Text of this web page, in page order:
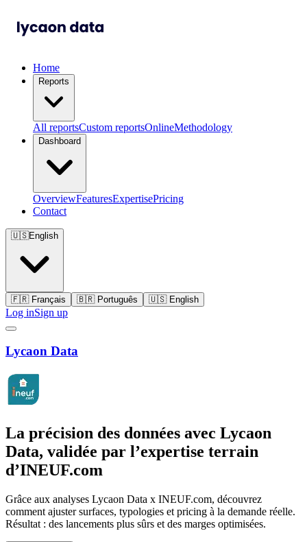
Home
Reports
All reportsCustom reportsOnlineMethodology
Dashboard
OverviewFeaturesExpertisePricing
Contact
🇺🇸English
🇫🇷 Français 🇧🇷 Português 🇺🇸 English
Log inSign up
Lycaon Data
La précision des données avec Lycaon
Data, validée par l’expertise terrain
d’INEUF.com
Grâce aux analyses Lycaon Data x INEUF.com, découvrez
comment ajuster surfaces, typologies et pricing à la demande réelle.
Résultat : des lancements plus sûrs et des marges optimisées.